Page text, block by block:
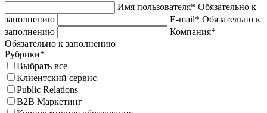
Имя пользователя* Обязательно к
заполнению
E-mail* Обязательно к
заполнению
Компания*
Обязательно к заполнению
Рубрики*
Выбрать все
Клиентский сервис
Public Relations
B2B Маркетинг